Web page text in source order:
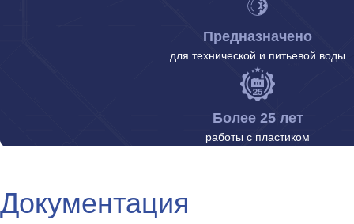
Предназначено
для технической и питьевой воды
Более 25 лет
работы с пластиком
Документация